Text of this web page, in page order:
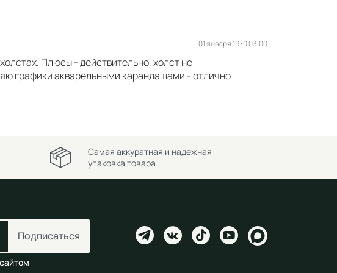
01 января 1970 03:00
Плюсы - действительно, холст не
графики акварельными карандашами - отлично
Самая аккуратная и надежная
упаковка товара
Подписаться